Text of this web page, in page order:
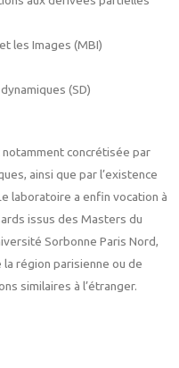
les Images (MBI)
(SD)
concrétisée par
ainsi que par l’existence
laboratoire a enfin vocation à
issus des Masters du
Sorbonne Paris Nord,
région parisienne ou de
similaires à l’étranger.